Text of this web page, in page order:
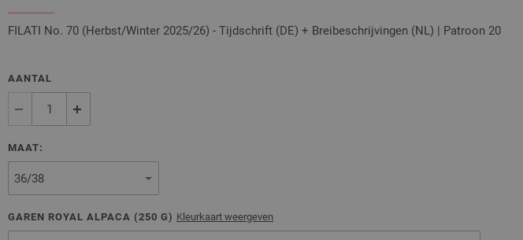
FILATI No. 70 (Herbst/Winter 2025/26) - Tijdschrift (DE) + Breibeschrijvingen (NL) | Patroon 20
AANTAL
MAAT:
GAREN ROYAL ALPACA (250 G) Kleurkaart weergeven